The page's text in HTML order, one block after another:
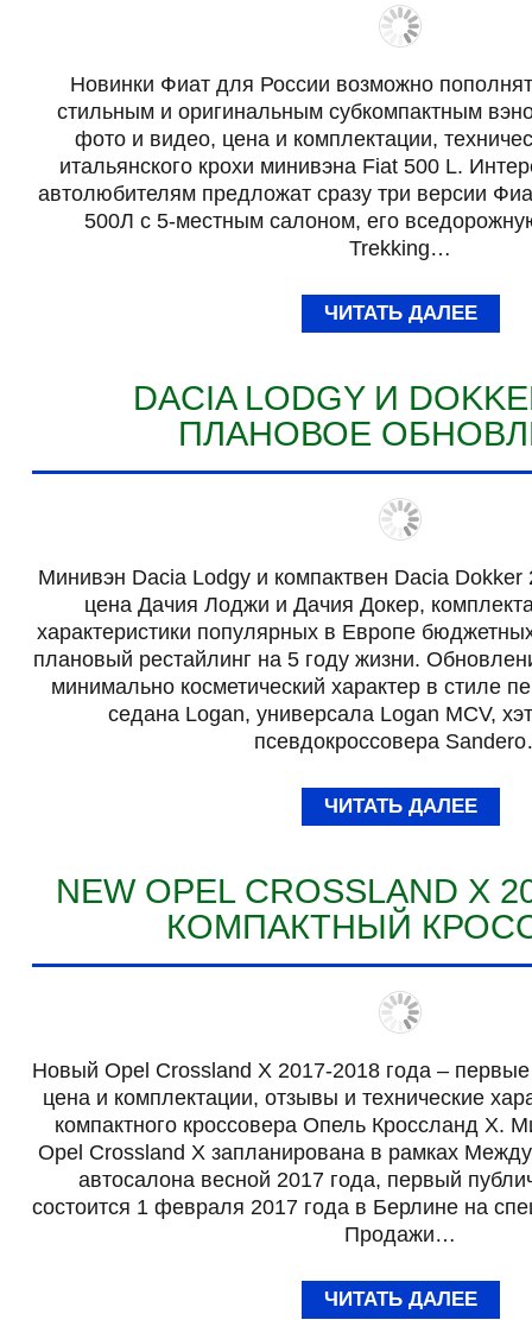
Новинки Фиат для России возможно
стильным и оригинальным субкомпактным
фото и видео, цена и комплектации,
итальянского крохи минивэна Fiat 500 L.
автолюбителям предложат сразу три версии
500Л с 5-местным салоном, его
Trekking…
ЧИТАТЬ ДАЛЕЕ
DACIA LODGY И
ПЛАНОВОЕ
Минивэн Dacia Lodgy и компактвен Dacia
цена Дачия Лоджи и Дачия Докер,
характеристики популярных в Европе
плановый рестайлинг на 5 году жизни.
минимально косметический характер в стиле
седана Logan, универсала Logan MCV,
псевдокроссовера
ЧИТАТЬ ДАЛЕЕ
NEW OPEL CROSSLAND X
КОМПАКТНЫЙ
Новый Opel Crossland X 2017-2018 года –
цена и комплектации, отзывы и технические
компактного кроссовера Опель Кроссланд Х.
Opel Crossland X запланирована в рамках
автосалона весной 2017 года, первый
состоится 1 февраля 2017 года в Берлине на
Продажи…
ЧИТАТЬ ДАЛЕЕ